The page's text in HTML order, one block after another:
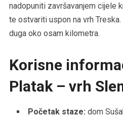
nadopuniti završavanjem cijele
te ostvariti uspon na vrh
duga oko osam kilometra.
Korisne
Platak – vrh
Početak staze: dom